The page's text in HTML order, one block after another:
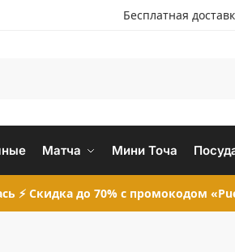
Бесплатная
Матча Мини Точа
⚡ Скидка до 70% с промокодом